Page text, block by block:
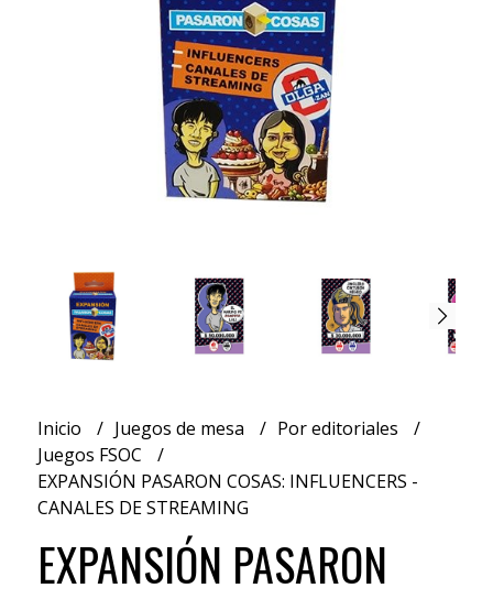
Inicio Juegos de mesa
Por editoriales
Juegos FSOC
EXPANSIÓN PASARON COSAS: INFLUENCERS -
CANALES DE STREAMING
EXPANSIÓN PASARON